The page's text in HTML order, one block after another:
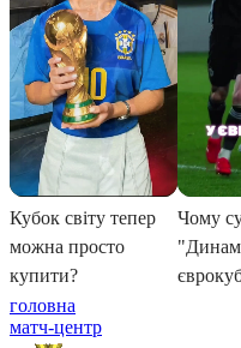
головна
матч-центр